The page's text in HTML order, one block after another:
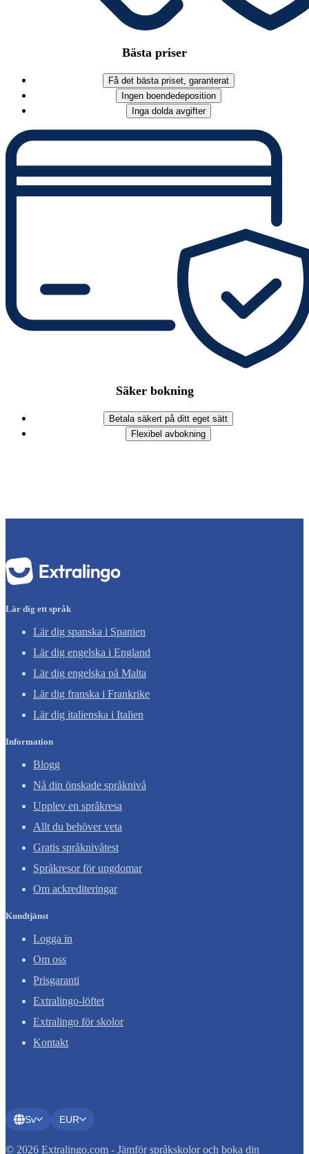
Bästa priser
Få det bästa priset, garanterat
Ingen boendedeposition
Inga dolda avgifter
Säker bokning
Betala säkert på ditt eget sätt
Flexibel avbokning
Lär dig ett språk
Lär dig spanska i Spanien
Lär dig engelska i England
Lär dig engelska på Malta
Lär dig franska i Frankrike
Lär dig italienska i Italien
Information
Blogg
Nå din önskade språknivå
Upplev en språkresa
Allt du behöver veta
Gratis språknivåtest
Språkresor för ungdomar
Om ackrediteringar
Kundtjänst
Logga in
Om oss
Prisgaranti
Extralingo-löftet
Extralingo för skolor
Kontakt
Sv EUR
© 2026 Extralingo.com - Jämför språkskolor och boka din